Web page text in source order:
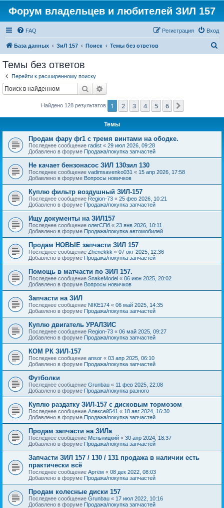
Форум владельцев и любителей ЗИЛ 157
FAQ Вход
Регистрация
База данных ЗиЛ 157 Поиск Темы без ответов
Темы без ответов
Перейти к расширенному поиску
Поиск
Найдено 128 результатов 1 2 3 4 5 6
Темы
Продам фару фг1 с тремя винтами на ободке.
Последнее сообщение radist « 29 июл 2026, 09:28
Добавлено в форуме Продажа/покупка запчастей
Не качает бензонасос ЗИЛ 130зил 130
Последнее сообщение vadimsavenko031 « 15 апр 2026, 17:58
Добавлено в форуме Вопросы новичков
Куплю фильтр воздушный ЗИЛ-157
Последнее сообщение Region-73 « 25 фев 2026, 10:21
Добавлено в форуме Продажа/покупка запчастей
Ищу документы на ЗИЛ157
Последнее сообщение олегСПб « 23 янв 2026, 10:11
Добавлено в форуме Продажа/покупка автомобилей
Продам НОВЫЕ запчасти ЗИЛ 157
Последнее сообщение Zhenekkk « 07 окт 2025, 12:36
Добавлено в форуме Продажа/покупка запчастей
Помощь в матчасти по ЗИЛ 157.
Последнее сообщение SnakeModel « 06 июн 2025, 20:02
Добавлено в форуме Вопросы новичков
Запчасти на ЗИЛ
Последнее сообщение NIKE174 « 06 май 2025, 14:35
Добавлено в форуме Продажа/покупка запчастей
Куплю двигатель УРАЛЗИС
Последнее сообщение Region-73 « 06 май 2025, 09:27
Добавлено в форуме Продажа/покупка запчастей
КОМ РК ЗИЛ-157
Последнее сообщение ansor « 03 апр 2025, 06:10
Добавлено в форуме Продажа/покупка запчастей
Футболки
Последнее сообщение Grunbau « 11 фев 2025, 22:08
Добавлено в форуме Продажа/покупка разного
Куплю раздатку ЗИЛ-157 с дисковым тормозом
Последнее сообщение Алексей541 « 18 авг 2024, 16:30
Добавлено в форуме Продажа/покупка запчастей
Продам запчасти на ЗИЛа
Последнее сообщение Мельницкий « 30 апр 2024, 18:37
Добавлено в форуме Продажа/покупка запчастей
Запчасти ЗИЛ 157 / 130 / 131 продажа в наличии есть
практически всё
Последнее сообщение Артём « 08 дек 2022, 08:03
Добавлено в форуме Продажа/покупка запчастей
Продам колесные диски 157
Последнее сообщение Grunbau « 17 июл 2022, 10:16
Добавлено в форуме Продажа/покупка запчастей